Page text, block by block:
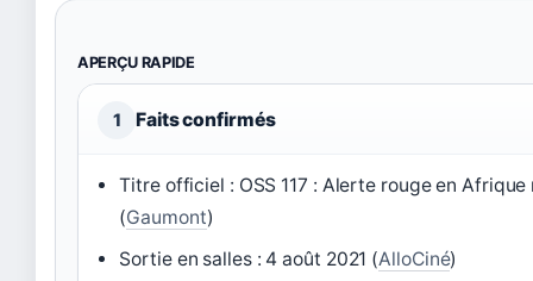
APERÇU RAPIDE
1 Faits confirmés
Titre officiel : OSS 117 : Alerte rouge en Afrique
(Gaumont)
Sortie en salles : 4 août 2021 (AlloCiné)